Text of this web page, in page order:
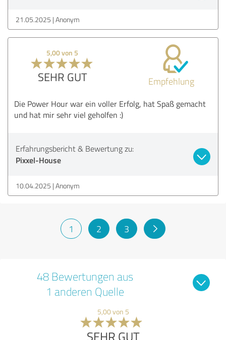
21.05.2025 Anonym
5,00 von 5
SEHR GUT Empfehlung
Die Power Hour war ein voller Erfolg, hat Spaß gemacht
und hat mir sehr viel geholfen :)
Erfahrungsbericht & Bewertung zu:
Pixxel-House
10.04.2025 Anonym
1 2 3
48 Bewertungen aus
1 anderen Quelle
5,00 von 5
SEHR GUT